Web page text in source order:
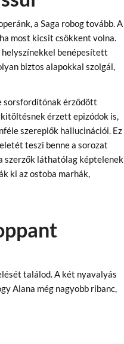
a Saga robog tovább. A
most kicsit csökkent volna.
benépesített
biztos alapokkal szolgál,
sorsfordítónak érződött
érzett epizódok is,
szereplők hallucinációi. Ez
teszi benne a sorozat
szerzők láthatólag képtelenek
ki az ostoba marhák,
találod. A két nyavalyás
Alana még nagyobb ribanc,